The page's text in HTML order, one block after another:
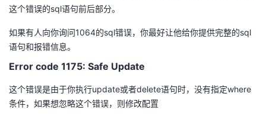
注
开
者
的
我
支
这个错误的sql语句前后部分。
如果有人向你询问1064的sql错误，你最好让他给你提供完整的sql
语句和报错信息。
Error code 1175: Safe Update
这个错误是由于你执行update或者delete语句时，没有指定where
条件，如果想忽略这个错误，则修改配置